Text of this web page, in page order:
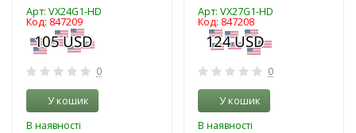
Арт: VX24G1-HD
Код: 847209
0
У кошик
В наявності
Арт: VX27G1-HD
Код: 847208
0
У кошик
В наявності